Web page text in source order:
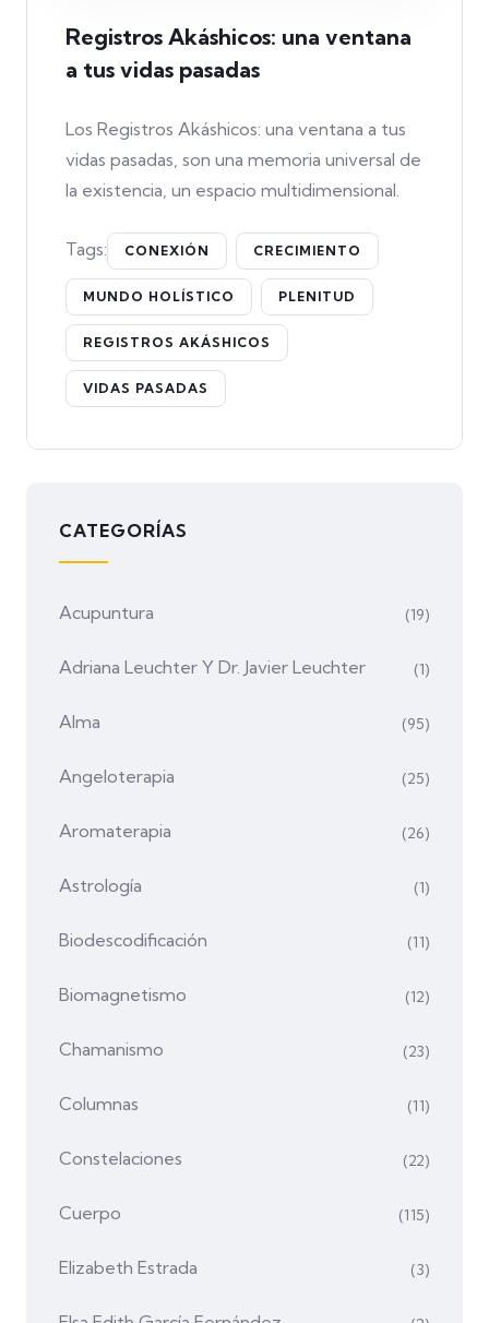
Registros Akáshicos: una ventana
a tus vidas pasadas
Los Registros Akáshicos: una ventana a tus
vidas pasadas, son una memoria universal de
la existencia, un espacio multidimensional.
Tags: CONEXIÓN CRECIMIENTO
MUNDO HOLÍSTICO PLENITUD
REGISTROS AKÁSHICOS
VIDAS PASADAS
CATEGORÍAS
Acupuntura (19)
Adriana Leuchter Y Dr. Javier Leuchter (1)
Alma (95)
Angeloterapia (25)
Aromaterapia (26)
Astrología (1)
Biodescodificación (11)
Biomagnetismo (12)
Chamanismo (23)
Columnas (11)
Constelaciones (22)
Cuerpo (115)
Elizabeth Estrada (3)